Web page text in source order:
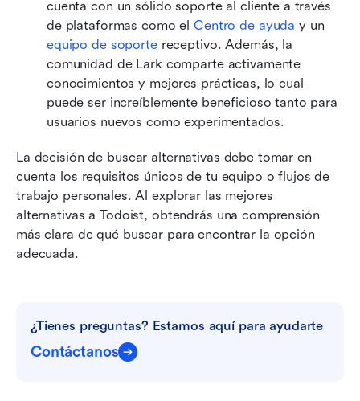
cuenta con un sólido soporte al cliente a través
de plataformas como el Centro de ayuda
equipo de soporte receptivo. Además, la
comunidad de Lark comparte activamente
conocimientos y mejores prácticas, lo cual
puede ser increíblemente beneficioso tanto para
usuarios nuevos como experimentados.
La decisión de buscar alternativas debe tomar en
cuenta los requisitos únicos de tu equipo o flujos de
trabajo personales. Al explorar las mejores
alternativas a Todoist, obtendrás una comprensión
más clara de qué buscar para encontrar la opción
adecuada.
¿Tienes preguntas? Estamos aquí para ayudarte
Contáctanos